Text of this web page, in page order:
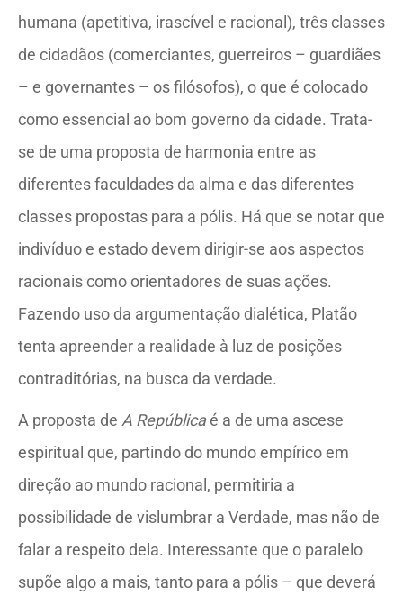
humana (apetitiva, irascível e racional), três classes
de cidadãos (comerciantes, guerreiros – guardiães
– e governantes – os filósofos), o que é colocado
como essencial ao bom governo da cidade. Trata-
se de uma proposta de harmonia entre as
diferentes faculdades da alma e das diferentes
classes propostas para a pólis. Há que se notar que
indivíduo e estado devem dirigir-se aos aspectos
racionais como orientadores de suas ações.
Fazendo uso da argumentação dialética, Platão
tenta apreender a realidade à luz de posições
contraditórias, na busca da verdade.
A proposta de A Repúblicaé a de uma ascese
espiritual que, partindo do mundo empírico em
direção ao mundo racional, permitiria a
possibilidade de vislumbrar a Verdade, mas não de
falar a respeito dela. Interessante que o paralelo
supõe algo a mais, tanto para a pólis – que deverá